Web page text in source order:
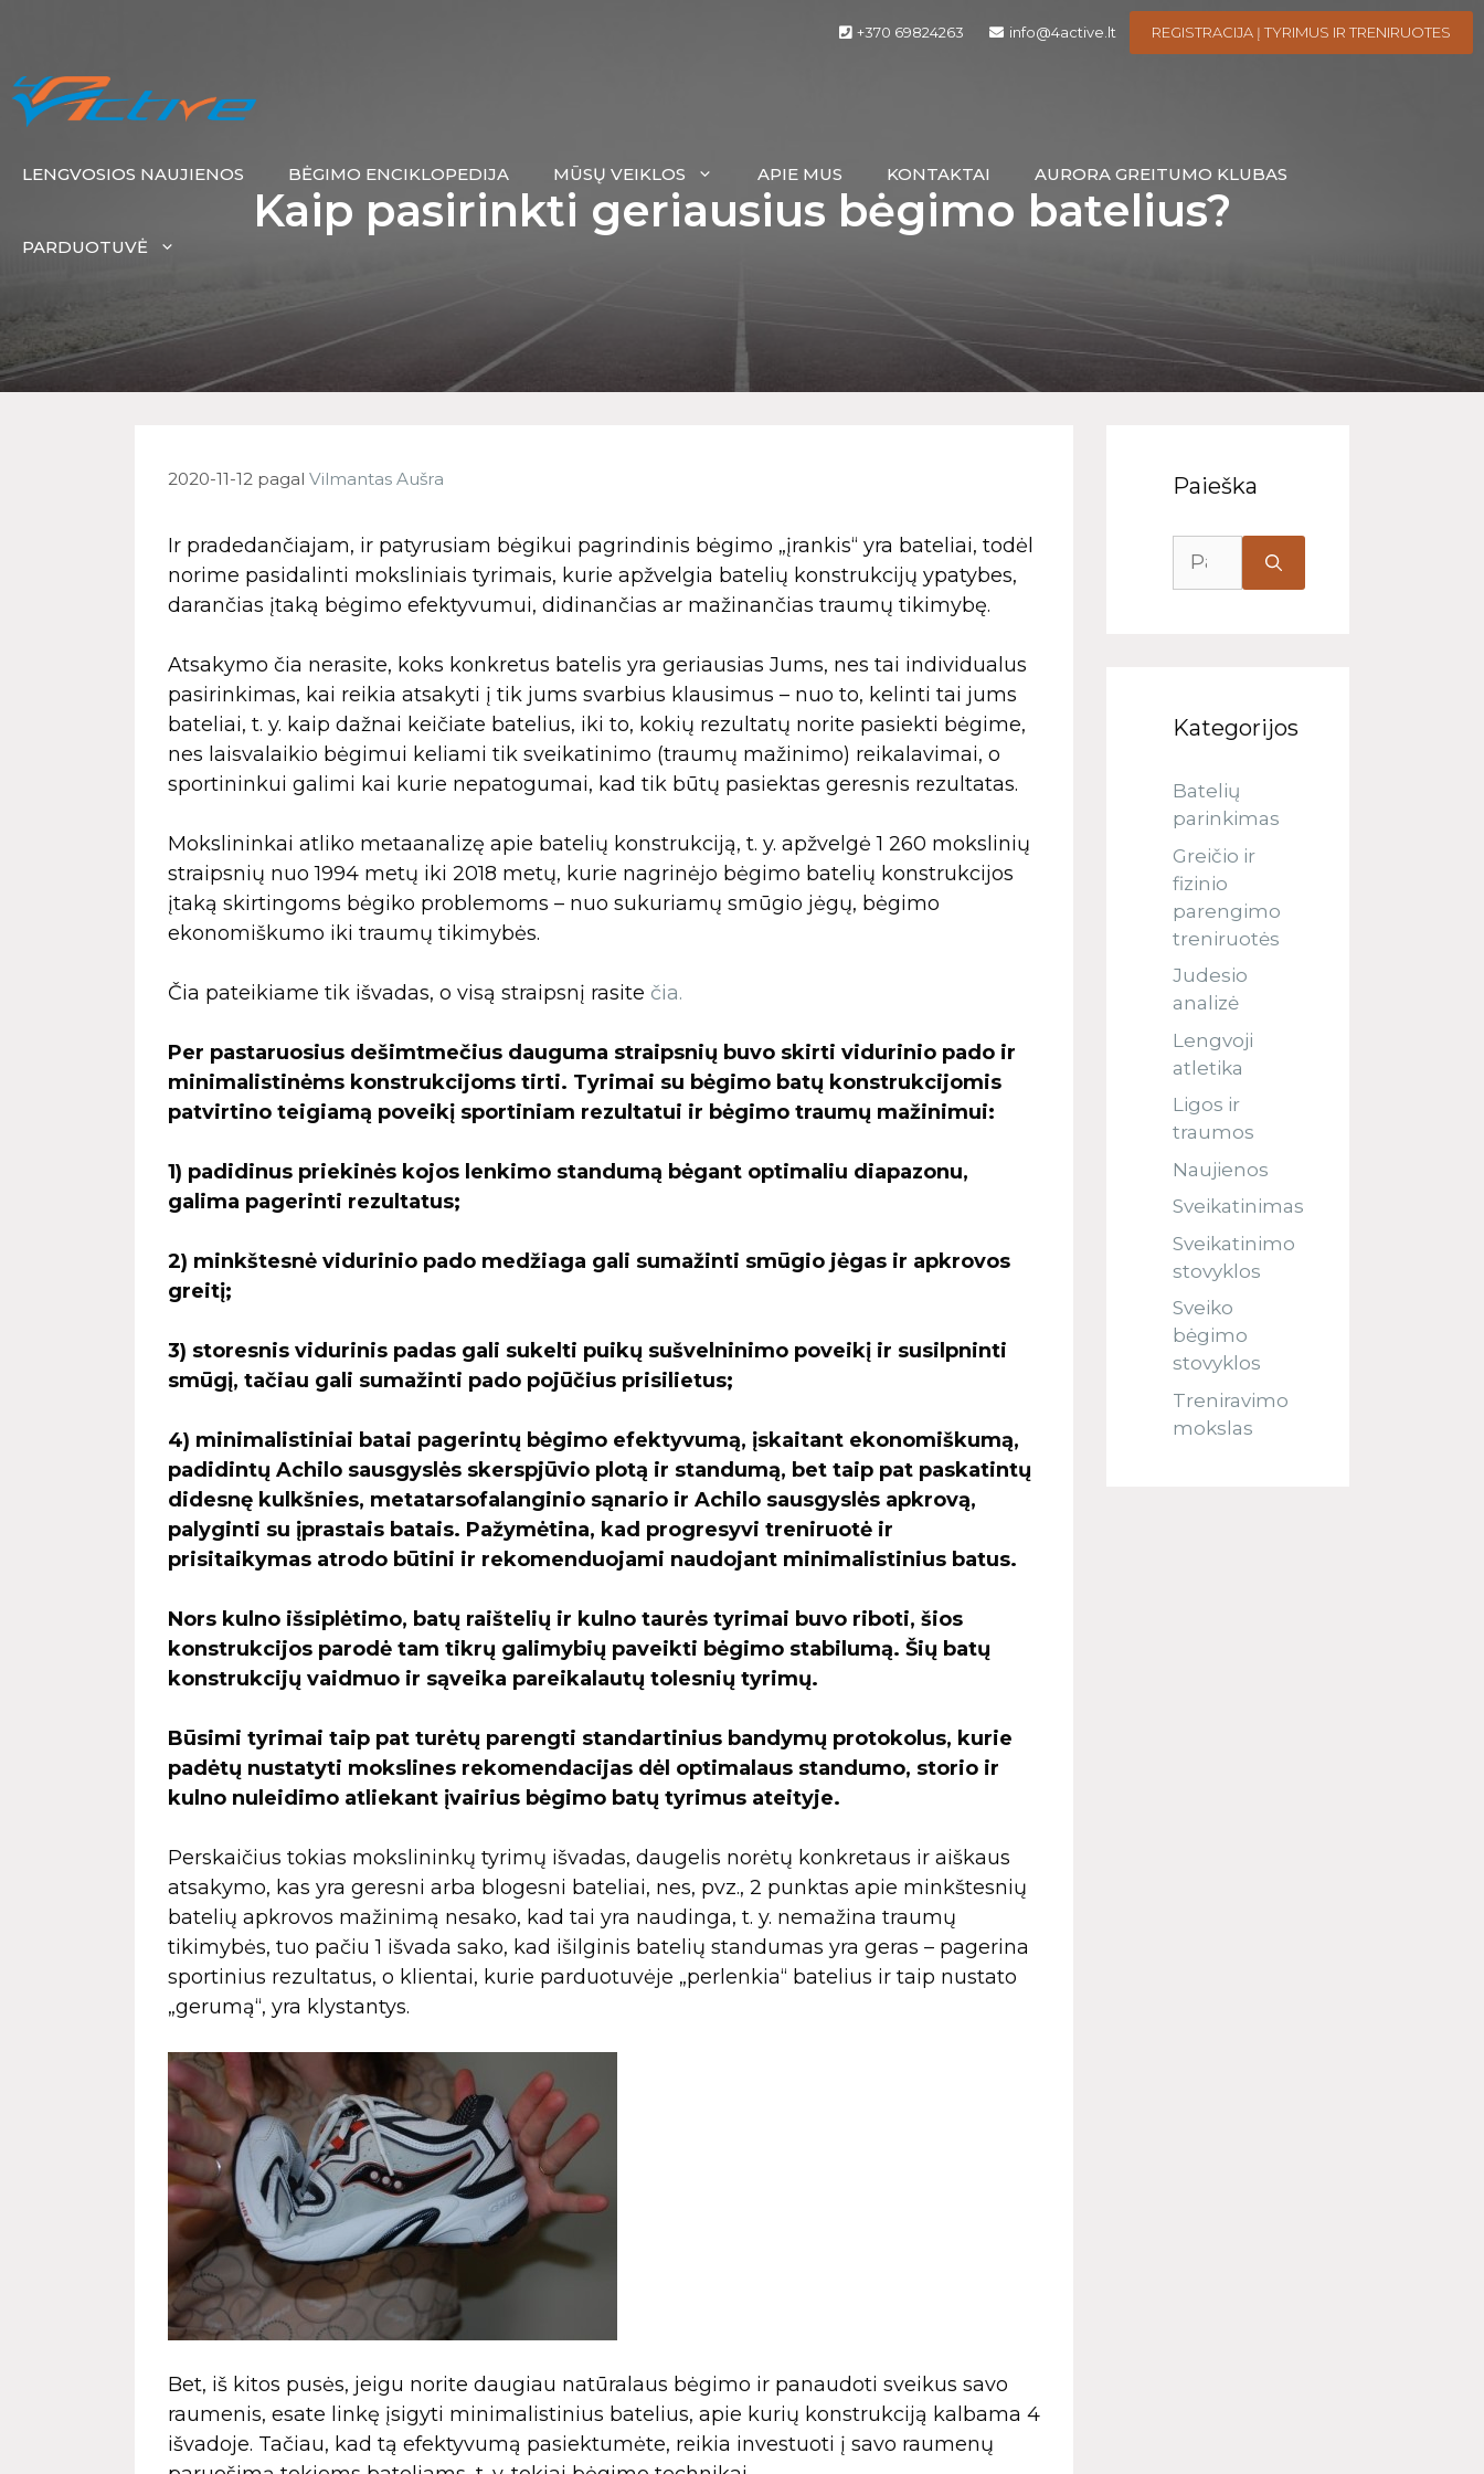
+370 69824263 info@4active.lt REGISTRACIJA Į TYRIMUS IR TRENIRUOTES
LENGVOSIOS NAUJIENOS BĖGIMO ENCIKLOPEDIJA MŪSŲ VEIKLOS APIE MUS KONTAKTAI AURORA GREITUMO KLUBAS
PARDUOTUVĖ
Kaip pasirinkti geriausius bėgimo batelius?
2020-11-12 pagal Vilmantas Aušra
Ir pradedančiajam, ir patyrusiam bėgikui pagrindinis bėgimo „įrankis“ yra bateliai, todėl
norime pasidalinti moksliniais tyrimais, kurie apžvelgia batelių konstrukcijų ypatybes,
darančias įtaką bėgimo efektyvumui, didinančias ar mažinančias traumų tikimybę.
Atsakymo čia nerasite, koks konkretus batelis yra geriausias Jums, nes tai individualus
pasirinkimas, kai reikia atsakyti į tik jums svarbius klausimus – nuo to, kelinti tai jums
bateliai, t. y. kaip dažnai keičiate batelius, iki to, kokių rezultatų norite pasiekti bėgime,
nes laisvalaikio bėgimui keliami tik sveikatinimo (traumų mažinimo) reikalavimai, o
sportininkui galimi kai kurie nepatogumai, kad tik būtų pasiektas geresnis rezultatas.
Mokslininkai atliko metaanalizę apie batelių konstrukciją, t. y. apžvelgė 1 260 mokslinių
straipsnių nuo 1994 metų iki 2018 metų, kurie nagrinėjo bėgimo batelių konstrukcijos
įtaką skirtingoms bėgiko problemoms – nuo sukuriamų smūgio jėgų, bėgimo
ekonomiškumo iki traumų tikimybės.
Čia pateikiame tik išvadas, o visą straipsnį rasite čia.
Per pastaruosius dešimtmečius dauguma straipsnių buvo skirti vidurinio pado ir
minimalistinėms konstrukcijoms tirti. Tyrimai su bėgimo batų konstrukcijomis
patvirtino teigiamą poveikį sportiniam rezultatui ir bėgimo traumų mažinimui:
1) padidinus priekinės kojos lenkimo standumą bėgant optimaliu diapazonu,
galima pagerinti rezultatus;
2) minkštesnė vidurinio pado medžiaga gali sumažinti smūgio jėgas ir apkrovos
greitį;
3) storesnis vidurinis padas gali sukelti puikų sušvelninimo poveikį ir susilpninti
smūgį, tačiau gali sumažinti pado pojūčius prisilietus;
4) minimalistiniai batai pagerintų bėgimo efektyvumą, įskaitant ekonomiškumą,
padidintų Achilo sausgyslės skerspjūvio plotą ir standumą, bet taip pat paskatintų
didesnę kulkšnies, metatarsofalanginio sąnario ir Achilo sausgyslės apkrovą,
palyginti su įprastais batais. Pažymėtina, kad progresyvi treniruotė ir
prisitaikymas atrodo būtini ir rekomenduojami naudojant minimalistinius batus.
Nors kulno išsiplėtimo, batų raištelių ir kulno taurės tyrimai buvo riboti, šios
konstrukcijos parodė tam tikrų galimybių paveikti bėgimo stabilumą. Šių batų
konstrukcijų vaidmuo ir sąveika pareikalautų tolesnių tyrimų.
Būsimi tyrimai taip pat turėtų parengti standartinius bandymų protokolus, kurie
padėtų nustatyti mokslines rekomendacijas dėl optimalaus standumo, storio ir
kulno nuleidimo atliekant įvairius bėgimo batų tyrimus ateityje.
Perskaičius tokias mokslininkų tyrimų išvadas, daugelis norėtų konkretaus ir aiškaus
atsakymo, kas yra geresni arba blogesni bateliai, nes, pvz., 2 punktas apie minkštesnių
batelių apkrovos mažinimą nesako, kad tai yra naudinga, t. y. nemažina traumų
tikimybės, tuo pačiu 1 išvada sako, kad išilginis batelių standumas yra geras – pagerina
sportinius rezultatus, o klientai, kurie parduotuvėje „perlenkia“ batelius ir taip nustato
„gerumą“, yra klystantys.
Bet, iš kitos pusės, jeigu norite daugiau natūralaus bėgimo ir panaudoti sveikus savo
raumenis, esate linkę įsigyti minimalistinius batelius, apie kurių konstrukciją kalbama 4
išvadoje. Tačiau, kad tą efektyvumą pasiektumėte, reikia investuoti į savo raumenų
Paieška
Kategorijos
Batelių
parinkimas
Greičio ir
fizinio
parengimo
treniruotės
Judesio
analizė
Lengvoji
atletika
Ligos ir
traumos
Naujienos
Sveikatinimas
Sveikatinimo
stovyklos
Sveiko
bėgimo
stovyklos
Treniravimo
mokslas